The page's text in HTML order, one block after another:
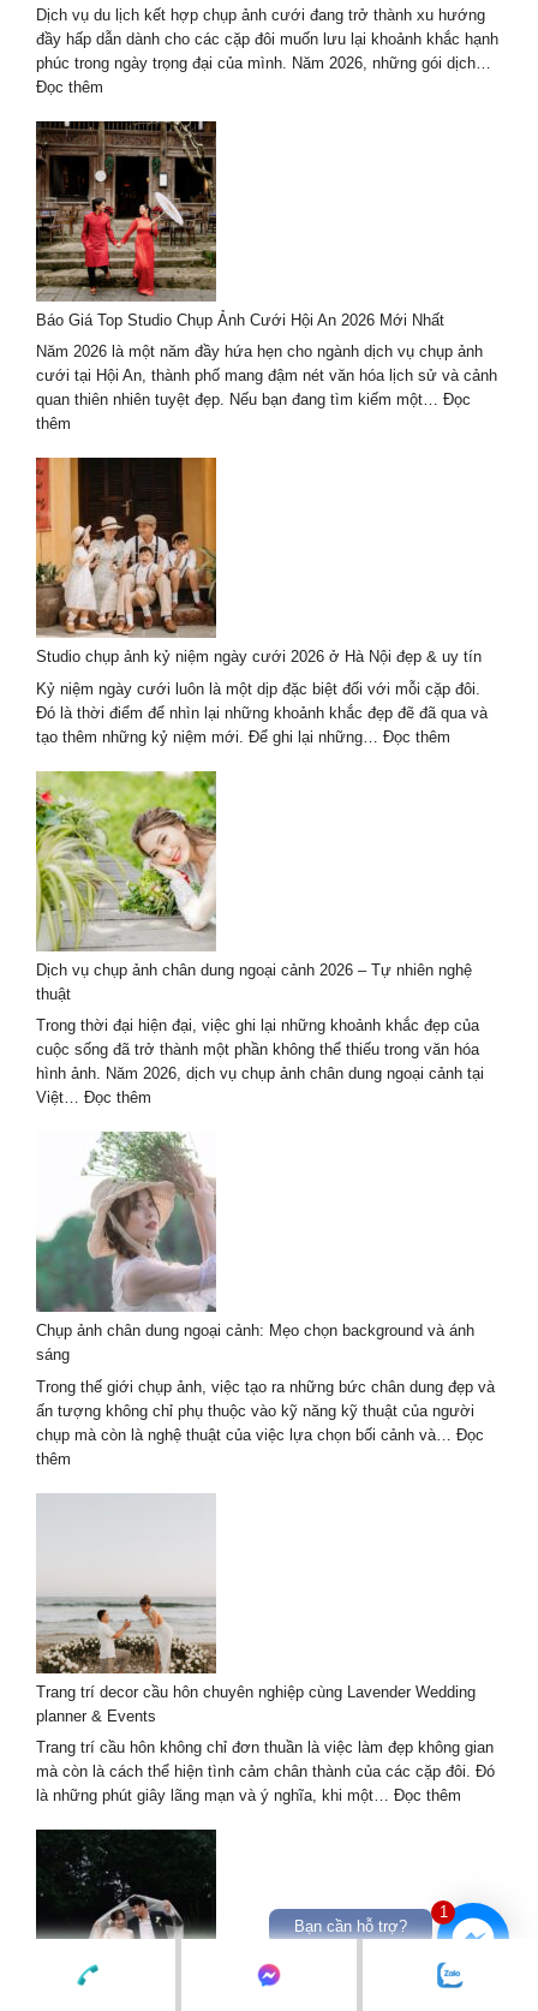
giữ
thanh
xuân
riêng
Dịch vụ du lịch kết hợp chụp ảnh cưới đang trở thành xu hướng
đầy hấp dẫn dành cho các cặp đôi muốn lưu lại khoảnh khắc hạnh
phúc trong ngày trọng đại của mình. Năm 2026, những gói dịch…
Đọc thêm
vụ
du
lịch
kết
hợp
chụp
ảnh
cưới
2026
trọn
gói
–
Báo Giá Top Studio Chụp Ảnh Cưới Hội An 2026 Mới Nhất
Năm 2026 là một năm đầy hứa hẹn cho ngành dịch vụ chụp ảnh
cưới tại Hội An, thành phố mang đậm nét văn hóa lịch sử và cảnh
quan thiên nhiên tuyệt đẹp. Nếu bạn đang tìm kiếm một… Đọc
thêm
Top
Studio
Chụp
Ảnh
Cưới
Hội
An
2026
Mới
Nhất
Studio chụp ảnh kỷ niệm ngày cưới 2026 ở Hà Nội đẹp & uy tín
Kỷ niệm ngày cưới luôn là một dịp đặc biệt đối với mỗi cặp đôi.
Đó là thời điểm để nhìn lại những khoảnh khắc đẹp đẽ đã qua và
tạo thêm những kỷ niệm mới. Để ghi lại những… Đọc thêm
Hà
đẹp
&
uy
Dịch vụ chụp ảnh chân dung ngoại cảnh 2026 – Tự nhiên nghệ
thuật
Trong thời đại hiện đại, việc ghi lại những khoảnh khắc đẹp của
cuộc sống đã trở thành một phần không thể thiếu trong văn hóa
hình ảnh. Năm 2026, dịch vụ chụp ảnh chân dung ngoại cảnh tại
Việt… Đọc thêm
vụ
chụp
ảnh
chân
dung
ngoại
cảnh
2026
–
nhiên
nghệ
thuật
Chụp ảnh chân dung ngoại cảnh: Mẹo chọn background và ánh
sáng
Trong thế giới chụp ảnh, việc tạo ra những bức chân dung đẹp và
ấn tượng không chỉ phụ thuộc vào kỹ năng kỹ thuật của người
chụp mà còn là nghệ thuật của việc lựa chọn bối cảnh và… Đọc
thêm
cảnh:
Mẹo
chọn
background
và
ánh
sáng
Trang trí decor cầu hôn chuyên nghiệp cùng Lavender Wedding
planner & Events
Trang trí cầu hôn không chỉ đơn thuần là việc làm đẹp không gian
mà còn là cách thể hiện tình cảm chân thành của các cặp đôi. Đó
là những phút giây lãng mạn và ý nghĩa, khi một… Đọc thêm
hôn
chuyên
cùng
1
Bạn cần hỗ trợ?